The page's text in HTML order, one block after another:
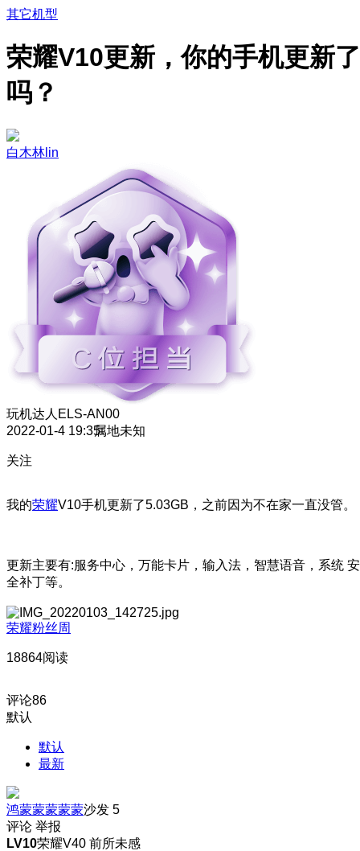
其它机型
荣耀V10更新，你的手机更新了
吗？
白木林lin
玩机达人 ELS-AN00
2022-01-4 19:35属地未知
关注
我的荣耀V10手机更新了5.03GB，之前因为不在家一直没管。
更新主要有:服务中心，万能卡片，输入法，智慧语音，系统 安
全补丁等。
荣耀粉丝周
18864阅读
评论86
默认
默认
最新
鸿蒙蒙蒙蒙蒙沙发 5
评论 举报
LV10荣耀V40 前所未感